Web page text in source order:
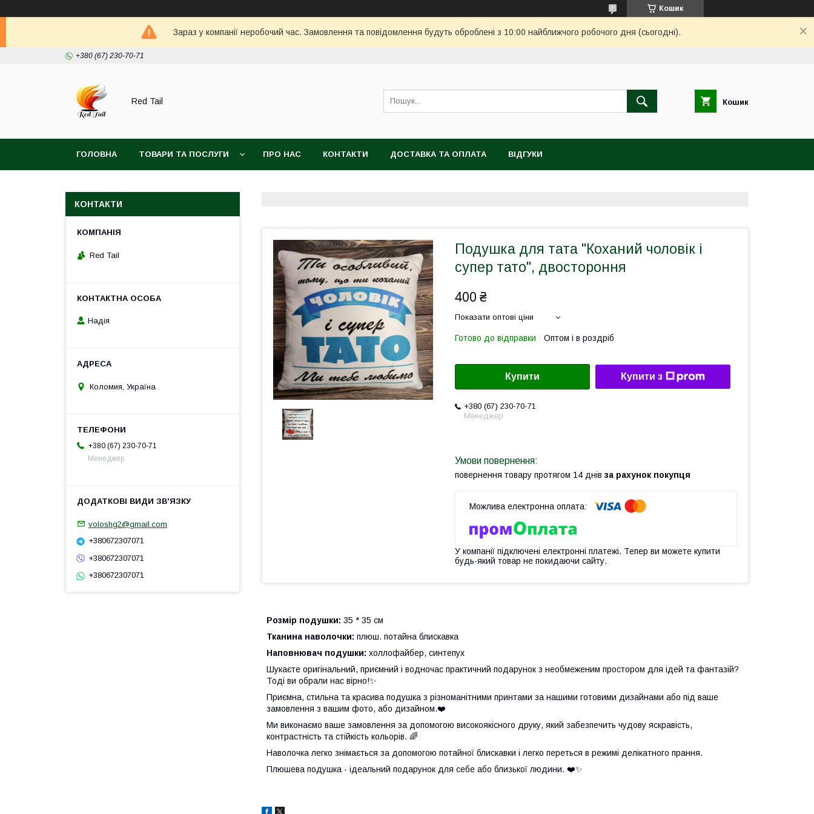
Кошик
Зараз у компанії неробочий час. Замовлення та повідомлення будуть оброблені з 10:00 найближчого робочого дня (сьогодні).
+380 (67) 230-70-71
Red Tail Кошик
ГОЛОВНА ТОВАРИ ТА ПОСЛУГИ ПРО НАС КОНТАКТИ ДОСТАВКА ТА ОПЛАТА ВІДГУКИ
Подушка для тата "Коханий чоловік і
супер тато", двостороння
400 ₴
Показати оптові ціни
Готово до відправки Оптом і в роздріб
Купити Купити з
+380 (67) 230-70-71
Менеджер
повернення товару протягом 14 днів за рахунок покупця
У компанії підключені електронні платежі. Тепер ви можете купити
будь-який товар не покидаючи сайту.
Розмір подушки: 35 * 35 см
Тканина наволочки: плюш. потайна блискавка
Наповнювач подушки: холлофайбер, синтепух
Шукаєте оригінальний, приємний і водночас практичний подарунок з необмеженим простором для ідей та фантазій?
Тоді ви обрали нас вірно!✨
Приємна, стильна та красива подушка з різноманітними принтами за нашими готовими дизайнами або під ваше
замовлення з вашим фото, або дизайном.❤️
Ми виконаємо ваше замовлення за допомогою високоякісного друку, який забезпечить чудову яскравість,
контрастність та стійкість кольорів. 🌈
Наволочка легко знімається за допомогою потайної блискавки і легко переться в режимі делікатного прання.
Плюшева подушка - ідеальний подарунок для себе або близької людини. ❤️✨
КОНТАКТИ
Red Tail
Надія
Коломия, Україна
+380 (67) 230-70-71
Менеджер
voloshg2@gmail.com
+380672307071
+380672307071
+380672307071